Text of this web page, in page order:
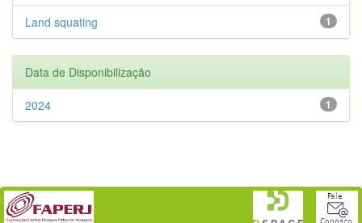
1
Land squating
Data de Disponibilização
1
2024